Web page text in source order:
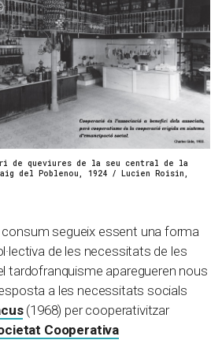
de queviures de la seu central de la
del Poblenou, 1924 / Lucien Roisin,
segueix essent una forma
de les necessitats de les
tardofranquisme aparegueren nous
a les necessitats socials
(1968) per cooperativitzar
Cooperativa